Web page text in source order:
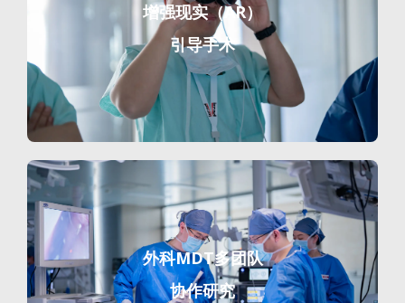
增强现实（AR）
引导手术
外科MDT多团队
协作研究